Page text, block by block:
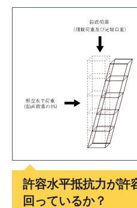
許容水平抵抗力が許
回っているか？